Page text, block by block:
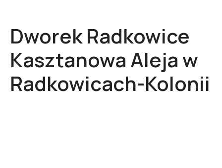
Dworek Radkowice
Kasztanowa Aleja w
Radkowicach-Kolonii